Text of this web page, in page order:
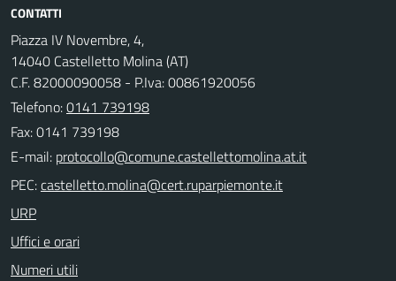
CONTATTI
Piazza IV Novembre, 4,
14040 Castelletto Molina (AT)
C.F. 82000090058 - P.Iva: 00861920056
Telefono:0141 739198
Fax: 0141 739198
E-mail:
PEC:
URP
Uffici e orari
Numeri utili